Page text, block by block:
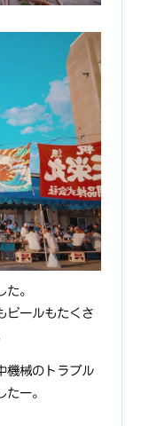
。
ビールもたくさ
機械のトラブル
ー。